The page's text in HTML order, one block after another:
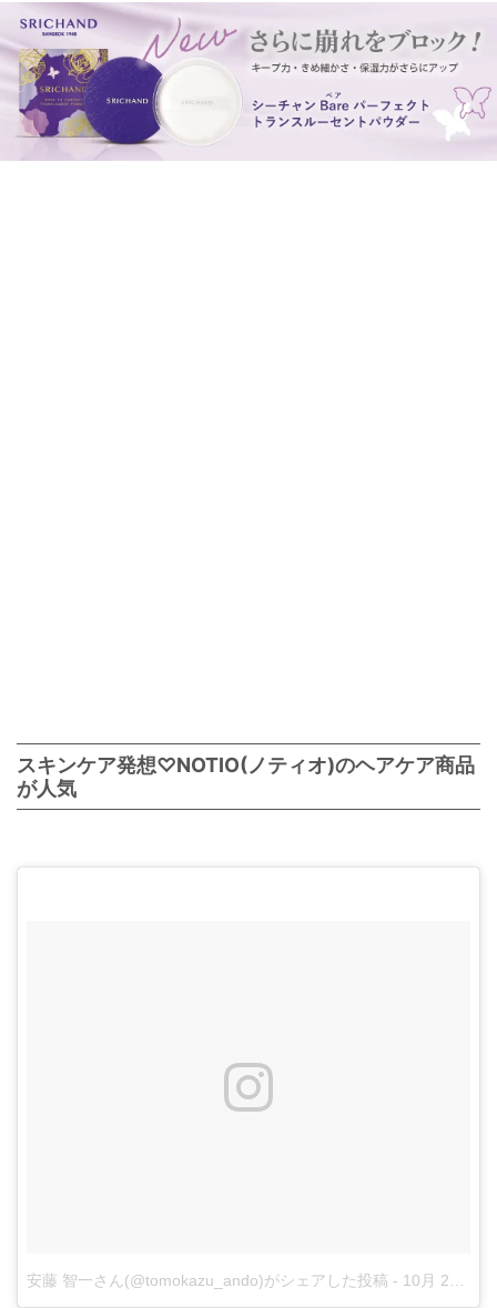
スキンケア発想♡NOTIO(ノティオ)のヘアケア商品
が人気
安藤 智一さん(@tomokazu_ando)がシェアした投稿 - 10月 25, 2017 at 3:34午後 PDT